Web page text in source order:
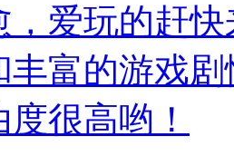
，爱玩的赶
丰富的游戏
很高哟！